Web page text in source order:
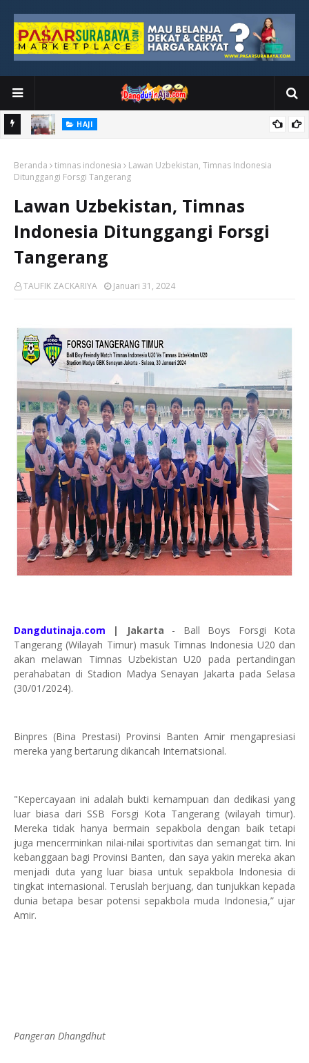
HAJI
Utama
Beranda timnas indonesia
Lawan Uzbekistan, Timnas Indonesia
Ditunggangi Forsgi Tangerang
Lawan Uzbekistan, Timnas
Indonesia Ditunggangi Forsgi
Tangerang
TAUFIK ZACKARIYA Januari 31, 2024
Dangdutinaja.com | Jakarta - Ball Boys Forsgi Kota
Tangerang (Wilayah Timur) masuk Timnas Indonesia U20 dan
akan melawan Timnas Uzbekistan U20 pada pertandingan
perahabatan di Stadion Madya Senayan Jakarta pada Selasa
(30/01/2024).
Binpres (Bina Prestasi) Provinsi Banten Amir mengapresiasi
mereka yang bertarung dikancah Internatsional.
"Kepercayaan ini adalah bukti kemampuan dan dedikasi yang
luar biasa dari SSB Forsgi Kota Tangerang (wilayah timur).
Mereka tidak hanya bermain sepakbola dengan baik tetapi
juga mencerminkan nilai-nilai sportivitas dan semangat tim. Ini
kebanggaan bagi Provinsi Banten, dan saya yakin mereka akan
menjadi duta yang luar biasa untuk sepakbola Indonesia di
tingkat internasional. Teruslah berjuang, dan tunjukkan kepada
dunia betapa besar potensi sepakbola muda Indonesia,” ujar
Amir.
Pangeran Dhangdhut